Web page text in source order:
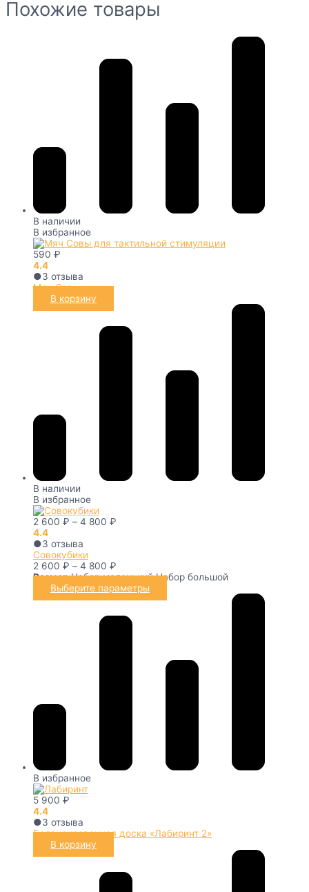
Похожие товары
В наличии
В избранное
590 ₽
4.4
●3 отзыва
Мяч Совы
В корзину
В наличии
В избранное
2 600 ₽ – 4 800 ₽
4.4
●3 отзыва
Совокубики
2 600 ₽ – 4 800 ₽
РазмерНабор маленькийНабор большой
Выберите параметры
В избранное
5 900 ₽
4.4
●3 отзыва
Балансировочная доска «Лабиринт 2»
В корзину